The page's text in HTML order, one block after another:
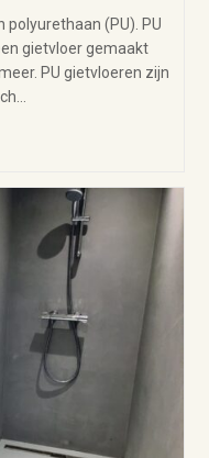
polyurethaan (PU). PU
gietvloer gemaakt
PU gietvloeren zijn